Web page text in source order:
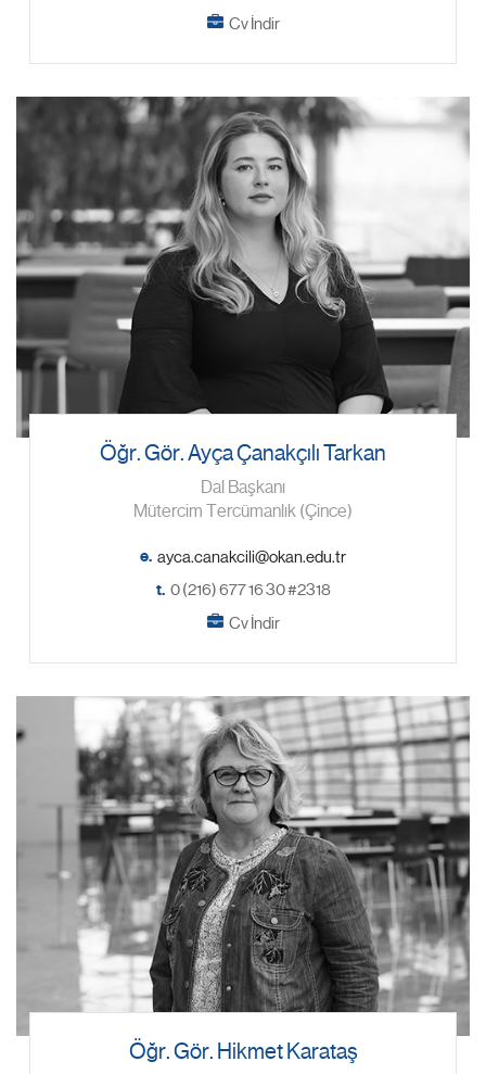
Cv İndir
Öğr. Gör. Ayça Çanakçılı Tarkan
Dal Başkanı
Mütercim Tercümanlık (Çince)
e.
t. 0 (216) 677 16 30 #2318
Cv İndir
Öğr. Gör. Hikmet Karataş